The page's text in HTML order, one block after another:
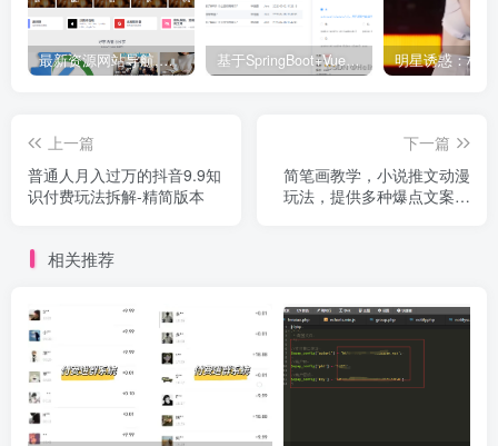
最新资源网站导航,让你的资源爆满！推荐5个优质互联网资源分享网站 基于SpringBoot+Vue.js智能考试系统(源码+文档+视频+包运行)
上一篇
普通人月入过万的抖音9.9知
识付费玩法拆解-精简版本
下一篇
简笔画教学，小说推文动漫
玩法，提供多种爆点文案写
相关推荐